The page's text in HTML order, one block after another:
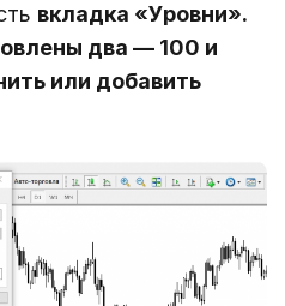
вкладка «Уровни».
два ― 100 и
или добавить